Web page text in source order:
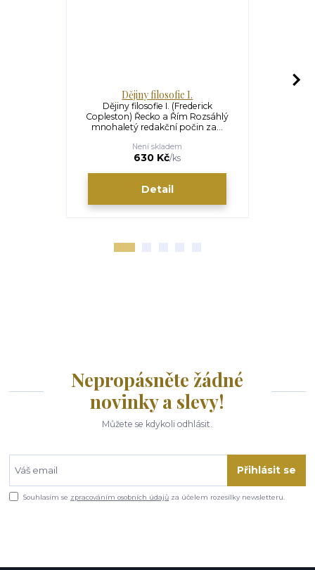
Dějiny filosofie I.
Dějiny filosofie I. (Frederick
Copleston) Řecko a Řím Rozsáhlý
mnohaletý redakční počin za...
630 Kč/ks
Není skladem
Detail
Nepropásněte žádné
novinky a slevy!
Můžete se kdykoli odhlásit.
Přihlásit se
Souhlasím se zpracováním osobních údajů za účelem rozesílky newsletteru.